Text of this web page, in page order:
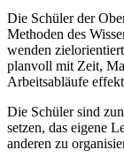
Die Schüler der
Methoden des
wenden
planvoll mit Zeit,
Arbeitsabläufe
Die Schüler sind
setzen, das eigene
anderen zu